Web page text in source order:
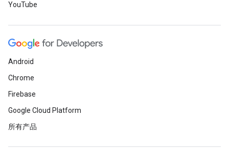
YouTube
Android
Chrome
Firebase
Google Cloud Platform
所有产品